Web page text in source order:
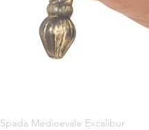
Spada Medioevale Excalibur